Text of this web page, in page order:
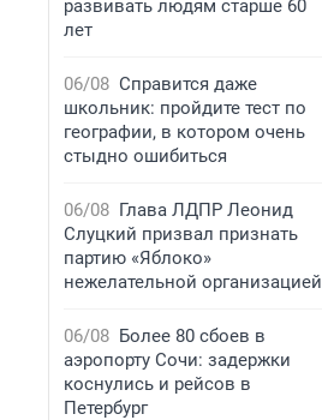
развивать людям старше 60
лет
06/08 Справится даже
школьник: пройдите тест по
географии, в котором очень
стыдно ошибиться
06/08 Глава ЛДПР Леонид
Слуцкий призвал признать
партию «Яблоко»
нежелательной организацией
06/08 Более 80 сбоев в
аэропорту Сочи: задержки
коснулись и рейсов в
Петербург